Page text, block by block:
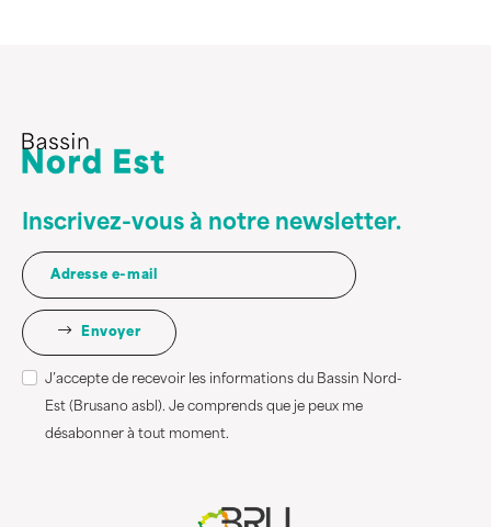
Inscrivez-vous à notre newsletter.
Envoyer
J’accepte de recevoir les informations du Bassin Nord-
Est (Brusano asbl). Je comprends que je peux me
désabonner à tout moment.